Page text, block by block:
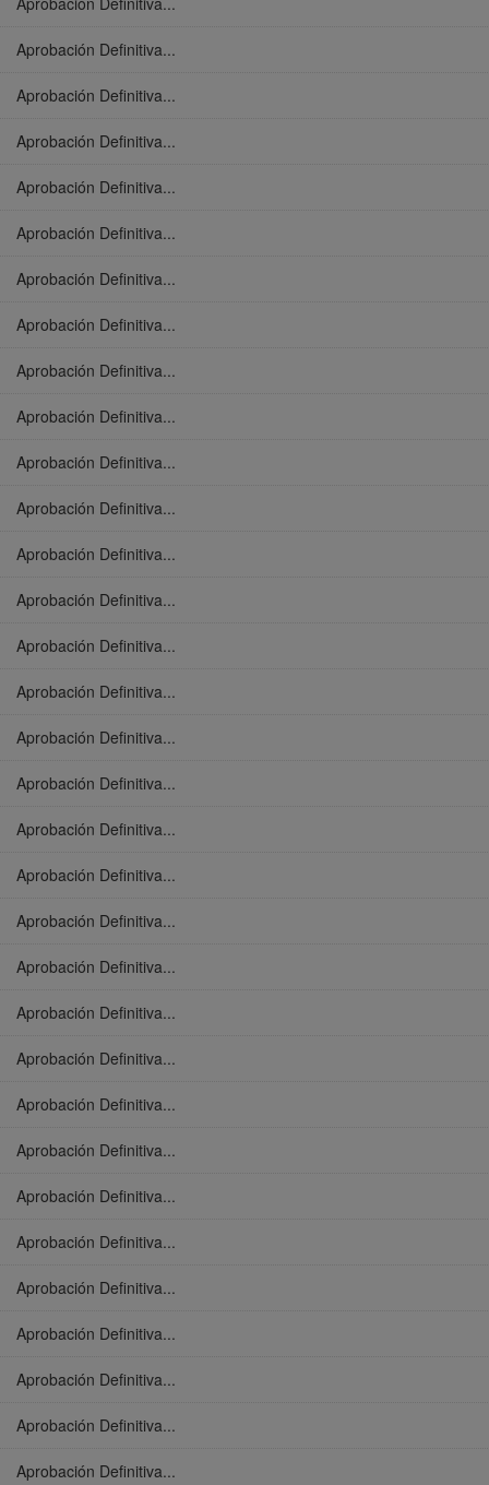
Aprobación Definitiva...
Aprobación Definitiva...
Aprobación Definitiva...
Aprobación Definitiva...
Aprobación Definitiva...
Aprobación Definitiva...
Aprobación Definitiva...
Aprobación Definitiva...
Aprobación Definitiva...
Aprobación Definitiva...
Aprobación Definitiva...
Aprobación Definitiva...
Aprobación Definitiva...
Aprobación Definitiva...
Aprobación Definitiva...
Aprobación Definitiva...
Aprobación Definitiva...
Aprobación Definitiva...
Aprobación Definitiva...
Aprobación Definitiva...
Aprobación Definitiva...
Aprobación Definitiva...
Aprobación Definitiva...
Aprobación Definitiva...
Aprobación Definitiva...
Aprobación Definitiva...
Aprobación Definitiva...
Aprobación Definitiva...
Aprobación Definitiva...
Aprobación Definitiva...
Aprobación Definitiva...
Aprobación Definitiva...